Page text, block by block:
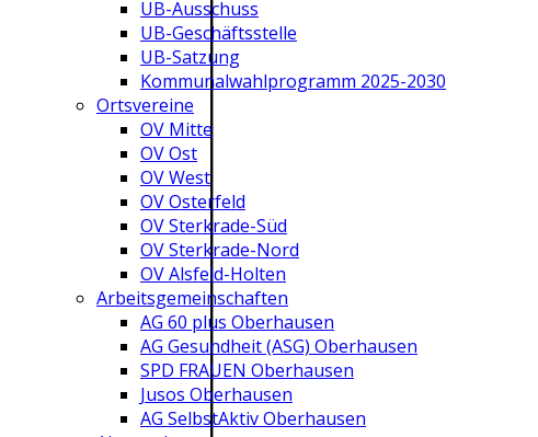
UB-Ausschuss
UB-Geschäftsstelle
UB-Satzung
Kommunalwahlprogramm 2025-2030
Ortsvereine
OV Mitte
OV Ost
OV West
OV Osterfeld
OV Sterkrade-Süd
OV Sterkrade-Nord
OV Alsfeld-Holten
Arbeitsgemeinschaften
AG 60 plus Oberhausen
AG Gesundheit (ASG) Oberhausen
SPD FRAUEN Oberhausen
Jusos Oberhausen
AG SelbstAktiv Oberhausen